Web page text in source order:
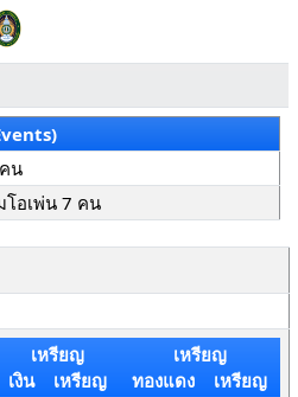
น
โอเพ่น 7 คน
เหรียญ
เงิน เหรียญ
เหรียญ
ทองแดง เหรียญ